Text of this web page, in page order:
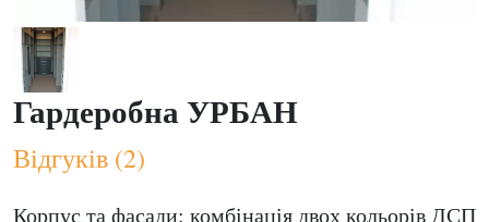
Гардеробна УРБАН
Відгуків (2)
Корпус та фасади: комбінація двох кольорів ДСП